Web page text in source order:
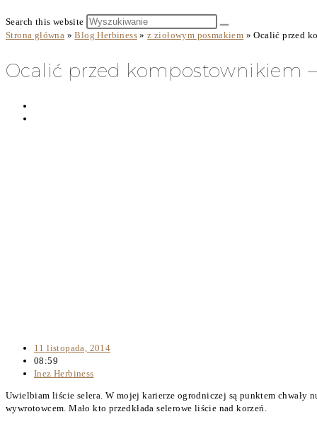
Search this website
Strona główna »Blog Herbiness »z ziołowym posmakiem »Ocalić przed
Ocalić przed kompostownikiem
11 listopada, 2014
08:59
Inez Herbiness
Uwielbiam liście selera. W mojej karierze ogrodniczej są punktem chwały
wywrotowcem. Mało kto przedkłada selerowe liście nad korzeń.